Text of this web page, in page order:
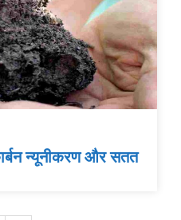
न्यूनीकरण और सतत